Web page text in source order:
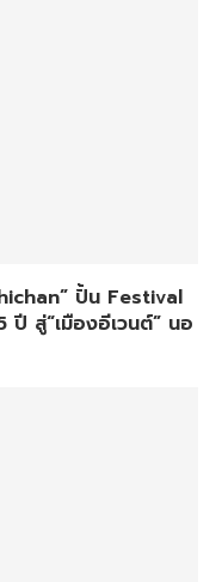
ปั้น Festival
สู่“เมืองอีเวนต์” นอ